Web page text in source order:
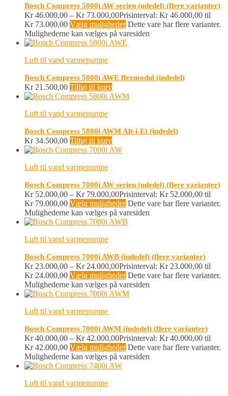
Bosch Compress 5800i AW serien (udedel) (flere varianter)
Kr46.000,00 – Kr73.000,00Prisinterval: Kr 46.000,00 til
Kr 73.000,00 Vælg muligheder Dette vare har flere varianter.
Mulighederne kan vælges på varesiden
Luft til vand varmepumpe
Bosch Compress 5800i AWE flexmodul (indedel)
Kr21.500,00 Tilføj til kurv
Luft til vand varmepumpe
Bosch Compress 5800i AWM Alt-i-Et (indedel)
Kr34.500,00 Tilføj til kurv
Luft til vand varmepumpe
Bosch Compress 7000i AW serien (udedel) (flere varianter)
Kr52.000,00 – Kr79.000,00Prisinterval: Kr 52.000,00 til
Kr 79.000,00 Vælg muligheder Dette vare har flere varianter.
Mulighederne kan vælges på varesiden
Luft til vand varmepumpe
Bosch Compress 7000i AWB (indedel) (flere varianter)
Kr23.000,00 – Kr24.000,00Prisinterval: Kr 23.000,00 til
Kr 24.000,00 Vælg muligheder Dette vare har flere varianter.
Mulighederne kan vælges på varesiden
Luft til vand varmepumpe
Bosch Compress 7000i AWM (indedel) (flere varianter)
Kr40.000,00 – Kr42.000,00Prisinterval: Kr 40.000,00 til
Kr 42.000,00 Vælg muligheder Dette vare har flere varianter.
Mulighederne kan vælges på varesiden
Luft til vand varmepumpe